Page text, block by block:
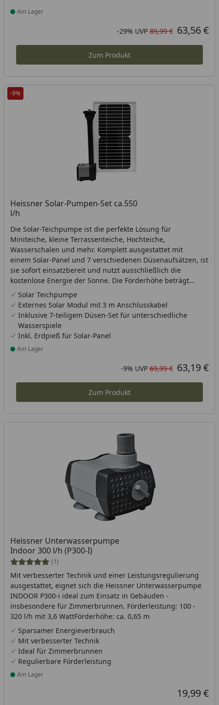
Produkt am Lager
Am Lager
Rabatt in Prozent
-29%
Ursprünglicher Preis
UVP 89,99 €
Aktueller Preis 63,56 €
Zum Produkt
-9%
Heissner Solar-Pumpen-Set ca.550
l/h
Die Solar-Teichpumpe ist die perfekte Lösung für
Miniteiche, kleine Terrassenteiche, Hochteiche,
Wasserschalen und mehr. Komplett ausgestattet mit
einem Solar-Panel und 7 verschiedenen Düsenaufsätzen, ist
sie sofort einsatzbereit und nutzt ausschließlich die
kostenlose Energie der Sonne. Die Förderhöhe beträgt
ca. 1,50 m, und das Kabel vom Solarmodul zur Pumpe ist 5
m lang.550 l/h
Solar Teichpumpe
Externes Solar Modul mit 3 m Anschlusskabel
Inklusive 7-teiligem Düsen-Set für unterschiedliche
Wasserspiele
Inkl. Erdpieß für Solar-Panel
Produkt am Lager
Am Lager
Rabatt in Prozent
-9%
Ursprünglicher Preis
UVP 69,99 €
Aktueller Preis 63,19 €
Zum Produkt
Heissner Unterwasserpumpe
Indoor 300 l/h (P300-I)
(1)
Mit verbesserter Technik und einer Leistungsregulierung
ausgestattet, eignet sich die Heissner Unterwasserpumpe
INDOOR P300-i ideal zum Einsatz in Gebäuden -
insbesondere für Zimmerbrunnen. Förderleistung: 100 -
320 l/h mit 3,6 WattFörderhöhe: ca. 0,65 m
Sparsamer Energieverbrauch
Mit verbesserter Technik
Ideal für Zimmerbrunnen
Regulierbare Förderleistung
Produkt am Lager
Am Lager
Aktueller
19,99 €